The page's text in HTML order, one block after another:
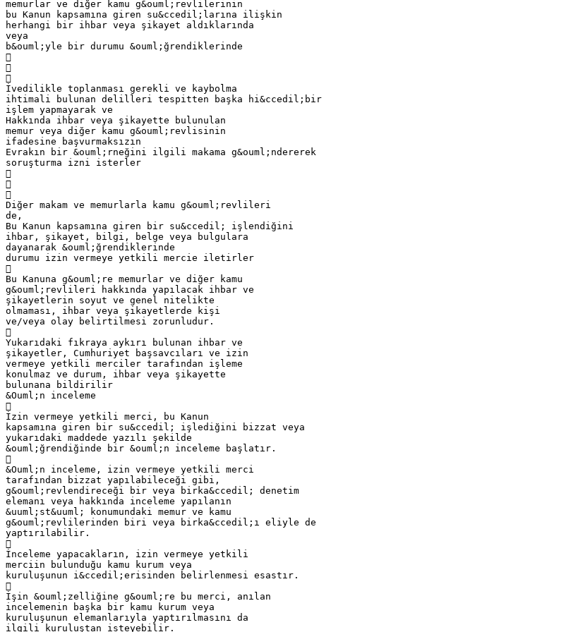
memurlar ve diğer kamu g&ouml;revlilerinin
bu Kanun kapsamına giren su&ccedil;larına ilişkin
herhangi bir ihbar veya şikayet aldıklarında
veya
b&ouml;yle bir durumu &ouml;ğrendiklerinde



İvedilikle toplanması gerekli ve kaybolma
ihtimali bulunan delilleri tespitten başka hi&ccedil;bir
işlem yapmayarak ve
Hakkında ihbar veya şikayette bulunulan
memur veya diğer kamu g&ouml;revlisinin
ifadesine başvurmaksızın
Evrakın bir &ouml;rneğini ilgili makama g&ouml;ndererek
soruşturma izni isterler



Diğer makam ve memurlarla kamu g&ouml;revlileri
de,
Bu Kanun kapsamına giren bir su&ccedil; işlendiğini
ihbar, şikayet, bilgi, belge veya bulgulara
dayanarak &ouml;ğrendiklerinde
durumu izin vermeye yetkili mercie iletirler

Bu Kanuna g&ouml;re memurlar ve diğer kamu
g&ouml;revlileri hakkında yapılacak ihbar ve
şikayetlerin soyut ve genel nitelikte
olmaması, ihbar veya şikayetlerde kişi
ve/veya olay belirtilmesi zorunludur.

Yukarıdaki fıkraya aykırı bulunan ihbar ve
şikayetler, Cumhuriyet başsavcıları ve izin
vermeye yetkili merciler tarafından işleme
konulmaz ve durum, ihbar veya şikayette
bulunana bildirilir
&Ouml;n inceleme

İzin vermeye yetkili merci, bu Kanun
kapsamına giren bir su&ccedil; işlediğini bizzat veya
yukarıdaki maddede yazılı şekilde
&ouml;ğrendiğinde bir &ouml;n inceleme başlatır.

&Ouml;n inceleme, izin vermeye yetkili merci
tarafından bizzat yapılabileceği gibi,
g&ouml;revlendireceği bir veya birka&ccedil; denetim
elemanı veya hakkında inceleme yapılanın
&uuml;st&uuml; konumundaki memur ve kamu
g&ouml;revlilerinden biri veya birka&ccedil;ı eliyle de
yaptırılabilir.

İnceleme yapacakların, izin vermeye yetkili
merciin bulunduğu kamu kurum veya
kuruluşunun i&ccedil;erisinden belirlenmesi esastır.

İşin &ouml;zelliğine g&ouml;re bu merci, anılan
incelemenin başka bir kamu kurum veya
kuruluşunun elemanlarıyla yaptırılmasını da
ilgili kuruluştan isteyebilir.